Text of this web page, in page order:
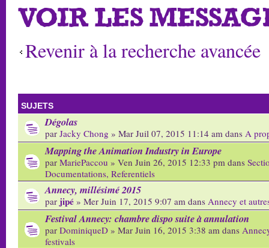
VOIR LES
Revenir à la recherche avancée
SUJETS
Dégolas
par Jacky Chong » Mar Juil 07, 2015 11:14 am dans A
Mapping the Animation Industry in Europe
par MariePaccou » Ven Juin 26, 2015 12:33 pm dans
Documentations, Referentiels
Annecy, millésimé 2015
par jipé » Mer Juin 17, 2015 9:07 am dans Annecy et
Festival Annecy: chambre dispo suite à annulation
par DominiqueD » Mar Juin 16, 2015 3:38 am dans
festivals